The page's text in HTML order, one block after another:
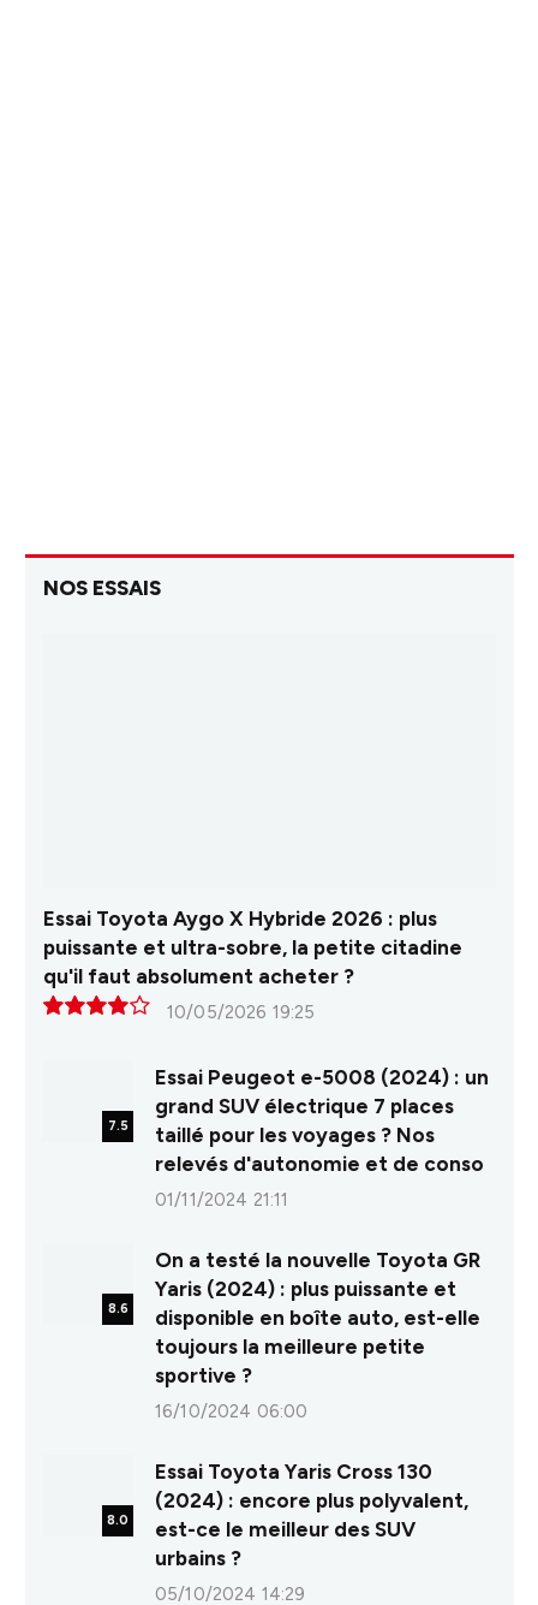
NOS ESSAIS
Essai Toyota Aygo X Hybride 2026 : plus
puissante et ultra-sobre, la petite citadine
qu'il faut absolument acheter ?
10/05/2026 19:25
7.5
Essai Peugeot e-5008 (2024) : un
grand SUV électrique 7 places
taillé pour les voyages ? Nos
relevés d'autonomie et de conso
01/11/2024 21:11
8.6
On a testé la nouvelle Toyota GR
Yaris (2024) : plus puissante et
disponible en boîte auto, est-elle
toujours la meilleure petite
sportive ?
16/10/2024 06:00
8.0
Essai Toyota Yaris Cross 130
(2024) : encore plus polyvalent,
est-ce le meilleur des SUV
urbains ?
05/10/2024 14:29